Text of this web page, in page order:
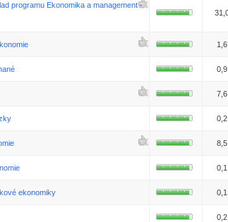
programu Ekonomika a management -
1,6
0,9
7,6
0,2
8,5
0,1
ekonomiky 0,1
0,2